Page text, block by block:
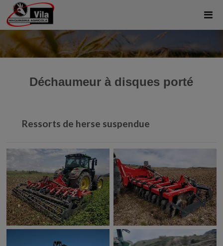
Déchaumeur à disques porté
Ressorts de herse suspendue